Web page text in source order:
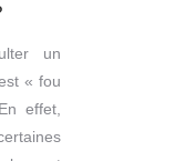
un
« fou
effet,